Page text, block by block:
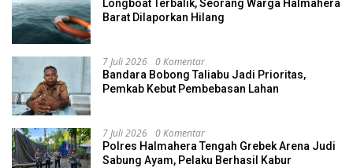
Longboat Terbalik, Seorang Warga Halmahera
Barat Dilaporkan Hilang
7 Juli 2026 0 Komentar
Bandara Bobong Taliabu Jadi Prioritas,
Pemkab Kebut Pembebasan Lahan
7 Juli 2026 0 Komentar
Polres Halmahera Tengah Grebek Arena Judi
Sabung Ayam, Pelaku Berhasil Kabur